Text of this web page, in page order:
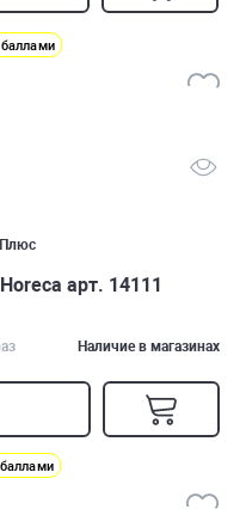
баллами
Плюс
арт. 14111
Наличие в магазинах